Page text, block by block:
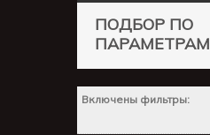
ПОДБОР ПО
ПАРАМЕТРАМ
Включены фильтры: